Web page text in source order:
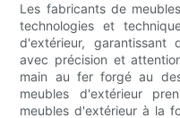
Les fabricants de
technologies et
d'extérieur,
avec précision et
main au fer forgé au
meubles d'extérieur
meubles d'extérieur à la